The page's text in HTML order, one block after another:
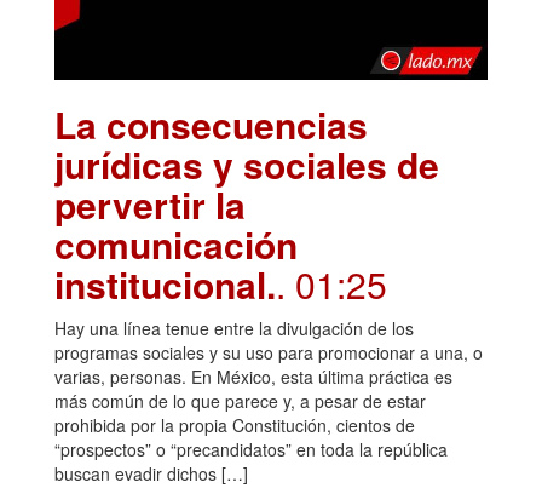
La consecuencias
jurídicas y sociales de
pervertir la
comunicación
institucional.. 01:25
Hay una línea tenue entre la divulgación de los
programas sociales y su uso para promocionar a una, o
varias, personas. En México, esta última práctica es
más común de lo que parece y, a pesar de estar
prohibida por la propia Constitución, cientos de
“prospectos” o “precandidatos” en toda la república
buscan evadir dichos […]